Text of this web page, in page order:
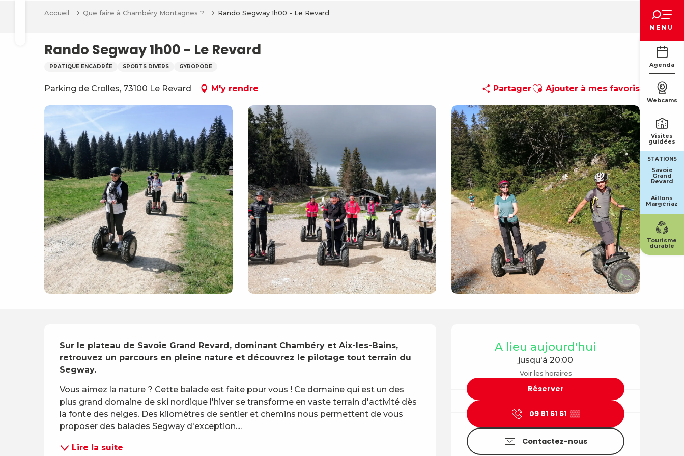
MENU
Agenda
Webcams
Visites
guidées
STATIONS
Savoie
Grand
Revard
Aillons
Margériaz
Tourisme
durable
Accueil Que faire à Chambéry Montagnes ? Rando Segway 1h00 - Le Revard
Rando Segway 1h00 - Le Revard
PRATIQUE ENCADRÉE SPORTS DIVERS GYROPODE
Parking de Crolles, 73100 Le Revard M'y rendre PartagerAjouter aux favoris
Ajouter à mes favoris
Ouverture et
A lieu aujourd'hui
jusqu'à 20:00
Voir les horaires
Réserver
09 81 61 61 ▒▒
Contactez-nous
Description
Sur le plateau de Savoie Grand Revard, dominant Chambéry et Aix-les-Bains,
retrouvez un parcours en pleine nature et découvrez le pilotage tout terrain du
Segway.
Vous aimez la nature ? Cette balade est faite pour vous ! Ce domaine qui est un des
plus grand domaine de ski nordique l'hiver se transforme en vaste terrain d'activité dès
la fonte des neiges. Des kilomètres de sentier et chemins nous permettent de vous
proposer des balades Segway d'exception....
Lire la suite